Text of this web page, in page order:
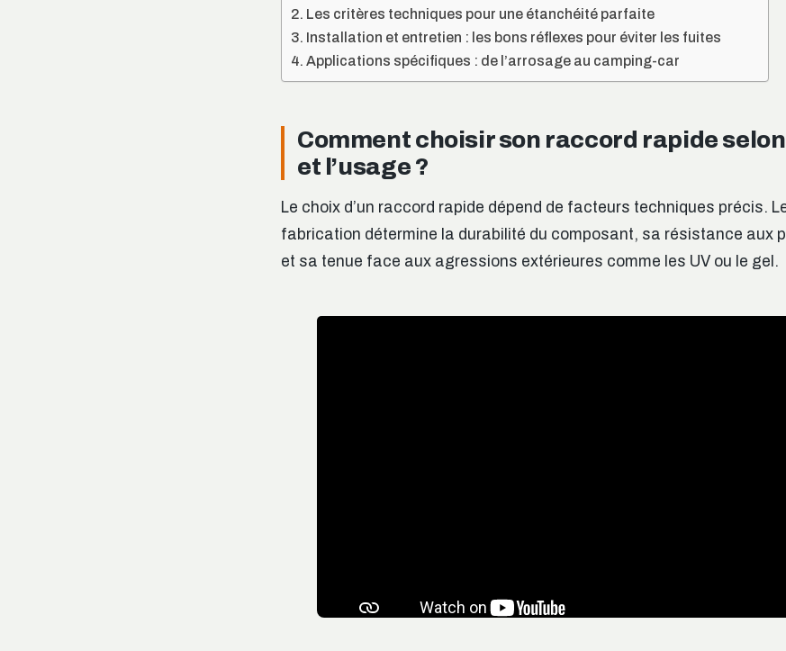
Les critères techniques pour une étanchéité parfaite
Installation et entretien : les bons réflexes pour éviter les fuites
Applications spécifiques : de l’arrosage au camping-car
Comment choisir son raccord rapide
et l’usage ?
Le choix d’un raccord rapide dépend de facteurs techniques précis.
fabrication détermine la durabilité du composant, sa résistance aux
et sa tenue face aux agressions extérieures comme les UV ou le gel.